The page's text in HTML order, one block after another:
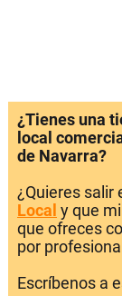
¿Tienes una
local
de Navarra?
¿Quieres salir
Local y que
que ofreces
por
Escríbenos a